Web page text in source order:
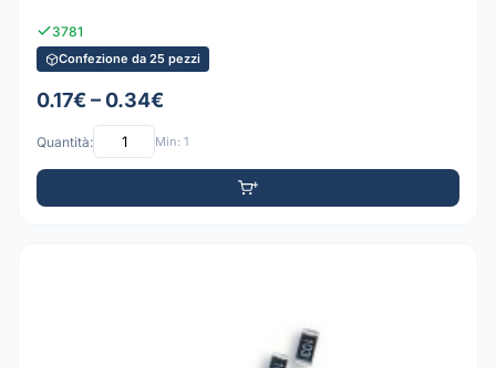
3781
Confezione da 25 pezzi
0.17€ – 0.34€
Quantità: Min: 1